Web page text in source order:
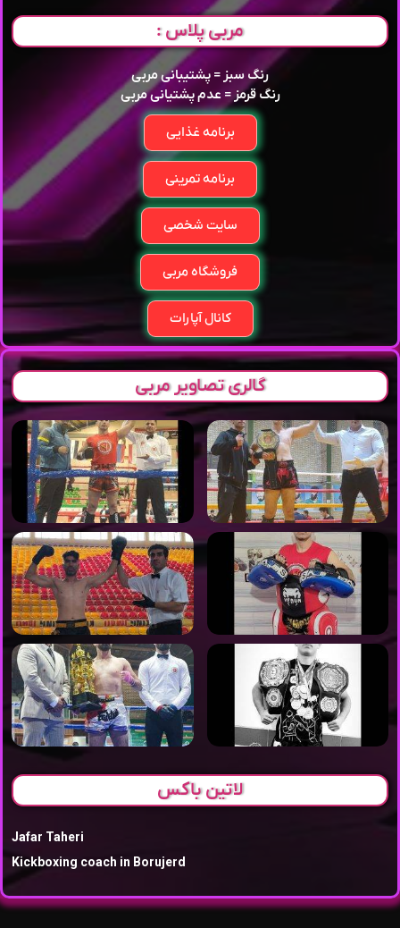
مربی پلاس :
رنگ سبز = پشتیبانی مربی
رنگ قرمز = عدم پشتیانی مربی
برنامه غذایی
برنامه تمرینی
سایت شخصی
فروشگاه مربی
کانال آپارات
گالری تصاویر مربی
لاتین باکس
Jafar Taheri
Kickboxing coach in Borujerd